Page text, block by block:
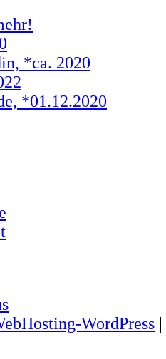
*ca. 2020
*01.12.2020
WordPress |